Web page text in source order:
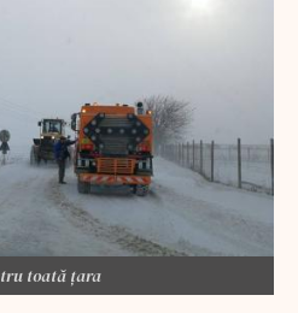
toată țara